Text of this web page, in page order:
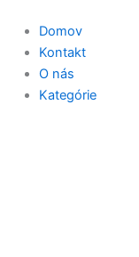
Domov
Kontakt
O nás
Kategórie